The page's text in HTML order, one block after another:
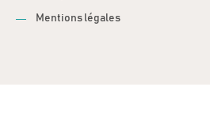
Mentions légales